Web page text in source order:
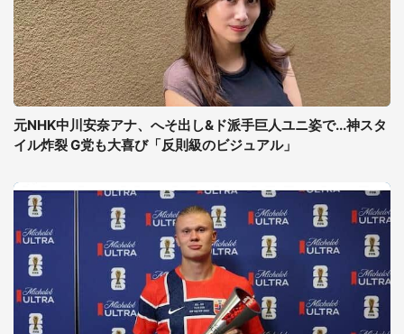
元NHK中川安奈アナ、へそ出し&ド派手巨人ユニ姿で...神スタ
イル炸裂 G党も大喜び「反則級のビジュアル」